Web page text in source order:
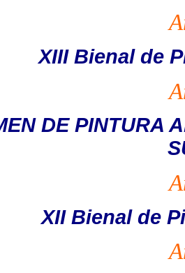
XIII Bienal de
DE PINTURA
XII Bienal de